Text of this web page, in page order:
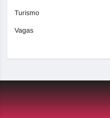
Turismo
Vagas